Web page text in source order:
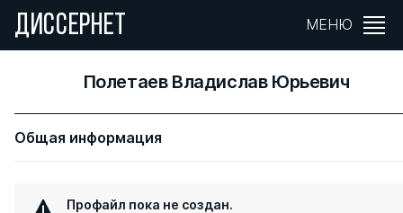
ДИССЕРНЕТ МЕНЮ
Полетаев Владислав Юрьевич
Общая информация
Профайл пока не создан.